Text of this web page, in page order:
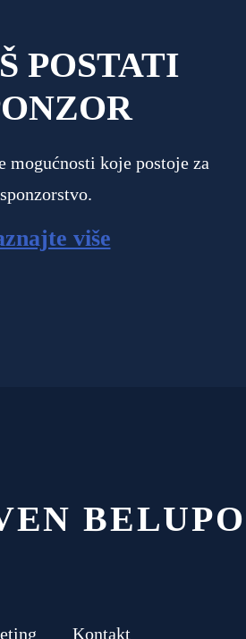
POSTATI
mogućnosti koje postoje za
sponzorstvo.
više
BELUPO
Kontakt